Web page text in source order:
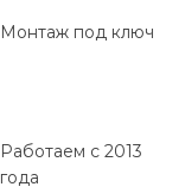
Монтаж под ключ
Работаем с 2013
года